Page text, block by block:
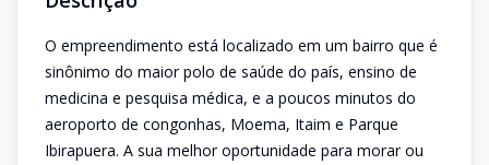
O empreendimento está localizado em um bairro que é
sinônimo do maior polo de saúde do país, ensino de
medicina e pesquisa médica, e a poucos minutos do
aeroporto de congonhas, Moema, Itaim e Parque
Ibirapuera. A sua melhor oportunidade para morar ou